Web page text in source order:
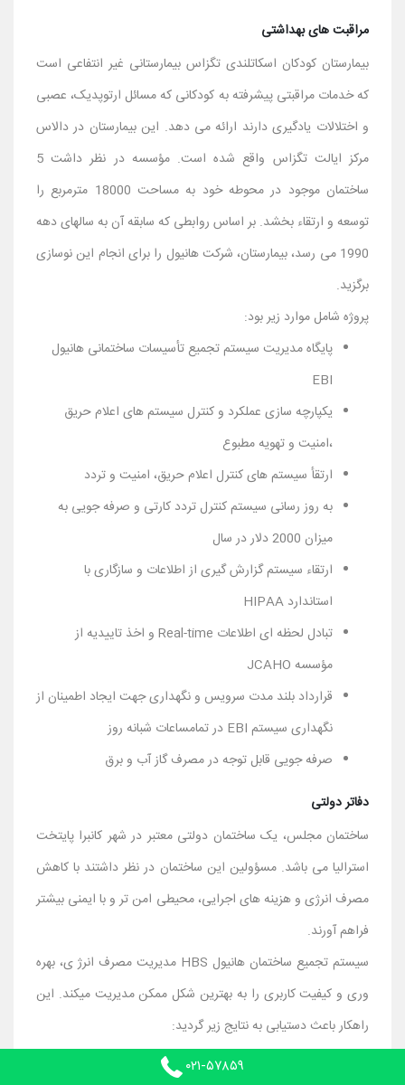
مراقبت های بهداشتی
بیمارستان کودکان اسکاتلندی تگزاس بیمارستانی غیر انتفاعی است
که خدمات مراقبتی پیشرفته به کودکانی که مسائل ارتوپدیک، عصبی
و اختلالات یادگیری دارند ارائه می دهد. این بیمارستان در دالاس
مرکز ایالت تگزاس واقع شده است. مؤسسه در نظر داشت 5
ساختمان موجود در محوطه خود به مساحت 18000 مترمربع را
توسعه و ارتقاء بخشد. بر اساس روابطی که سابقه آن به سالهای دهه
1990 می رسد، بیمارستان، شرکت هانیول را برای انجام این نوسازی
برگزید.
پروژه شامل موارد زیر بود:
پایگاه مدیریت سیستم تجمیع تأسیسات ساختمانی هانیول
EBI
یکپارچه سازی عملکرد و کنترل سیستم های اعلام حریق
،امنیت و تهویه مطبوع
ارتقأ سیستم های کنترل اعلام حریق، امنیت و تردد
به روز رسانی سیستم کنترل تردد کارتی و صرفه جویی به
میزان 2000 دلار در سال
ارتقاء سیستم گزارش گیری از اطلاعات و سازگاری با
استاندارد HIPAA
تبادل لحظه ای اطلاعات Real-time و اخذ تاییدیه از
مؤسسه JCAHO
قرارداد بلند مدت سرویس و نگهداری جهت ایجاد اطمینان از
نگهداری سیستم EBI در تمامساعات شبانه روز
صرفه جویی قابل توجه در مصرف گاز آب و برق
دفاتر دولتی
ساختمان مجلس، یک ساختمان دولتی معتبر در شهر کانبرا پایتخت
استرالیا می باشد. مسؤولین این ساختمان در نظر داشتند با کاهش
مصرف انرژی و هزینه های اجرایی، محیطی امن تر و با ایمنی بیشتر
فراهم آورند.
سیستم تجمیع ساختمان هانیول HBS مدیریت مصرف انرژ ی، بهره
وری و کیفیت کاربری را به بهترین شکل ممکن مدیریت میکند. این
راهکار باعث دستیابی به نتایج زیر گردید:
۰۲۱-۵۷۸۵۹